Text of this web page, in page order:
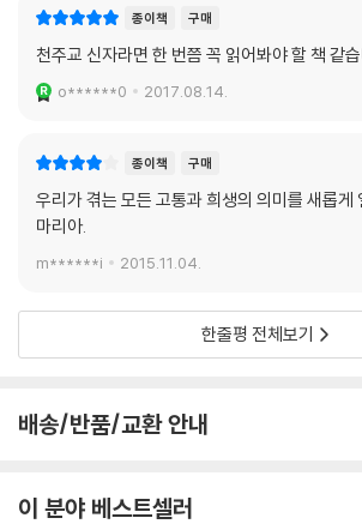
1917년 6월 13일 326
1917년 7월 13일 328
1917년 8월 13일 331
에필로그 338
3. 히야친타에 대한 또 다른 추억들
놀라운 치유 340
4. 폰세카 신부의 책에 대한 주해
작가 안테로 데 피게이레도의 질문 350
5. 히야친타의 성성에 대한 평판
종이책 구매
천주교 신자라면 한 번쯤 꼭 읽어봐야 할 책 같
o******0 2017.08.14.
종이책 구매
우리가 겪는 모든 고통과 희생의 의미를 새롭게
마리아.
m******i 2015.11.04.
한줄평 전체보기
배송/반품/교환 안내
이 분야 베스트셀러